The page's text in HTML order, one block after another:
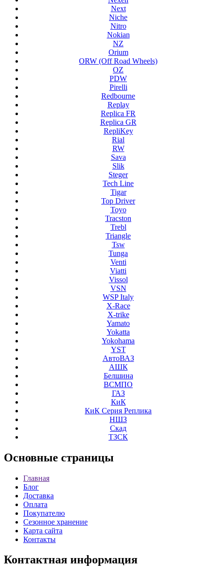
Next
Niche
Nitro
Nokian
NZ
Orium
ORW (Off Road Wheels)
OZ
PDW
Pirelli
Redbourne
Replay
Replica FR
Replica GR
RepliKey
Rial
RW
Sava
Slik
Steger
Tech Line
Tigar
Top Driver
Toyo
Tracston
Trebl
Triangle
Tsw
Tunga
Venti
Viatti
Vissol
VSN
WSP Italy
X-Race
X-trike
Yamato
Yokatta
Yokohama
YST
АвтоВАЗ
АШК
Белшина
ВСМПО
ГАЗ
КиК
КиК Серия Реплика
НШЗ
Скад
ТЗСК
Основные страницы
Главная
Блог
Доставка
Оплата
Покупателю
Сезонное хранение
Карта сайта
Контакты
Контактная информация